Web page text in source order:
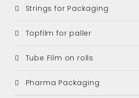
Strings for Packaging
Topfilm for paller
Tube Film on rolls
Pharma Packaging